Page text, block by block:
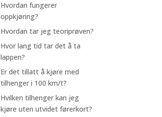
Hvordan fungerer
oppkjøring?
Hvordan tar jeg teoriprøven?
Hvor lang tid tar det å ta
lappen?
Er det tillatt å kjøre med
tilhenger i 100 km/t?
Hvilken tilhenger kan jeg
kjøre uten utvidet førerkort?